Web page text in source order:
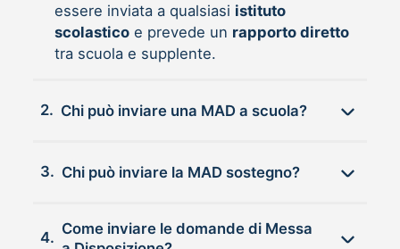
essere inviata a qualsiasi istituto
scolasticoe prevede un rapporto diretto
tra scuola e supplente.
2. Chi può inviare una MAD a scuola?
3. Chi può inviare la MAD sostegno?
4.
Come inviare le domande di Messa